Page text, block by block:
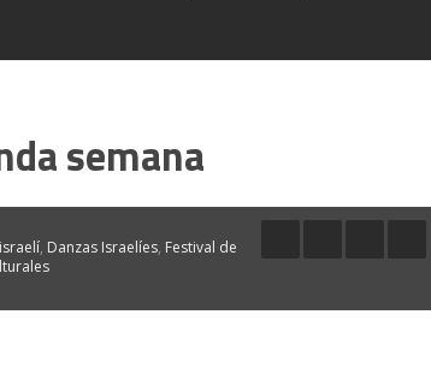
semana
, Danzas Israelíes, Festival de